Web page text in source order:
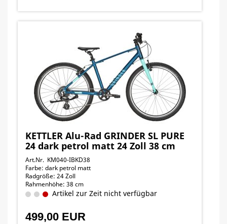
KETTLER Alu-Rad GRINDER SL PURE
24 dark petrol matt 24 Zoll 38 cm
Art.Nr. KM040-IBKD38
Farbe: dark petrol matt
Radgröße: 24 Zoll
Rahmenhöhe: 38 cm
Artikel zur Zeit nicht verfügbar
499,00 EUR